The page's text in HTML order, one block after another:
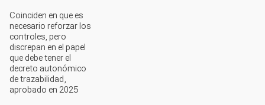
Coinciden en que es
necesario reforzar los
controles, pero
discrepan en el papel
que debe tener el
decreto autonómico
de trazabilidad,
aprobado en 2025